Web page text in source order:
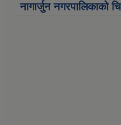
नागार्जुन नगरपालिकाको